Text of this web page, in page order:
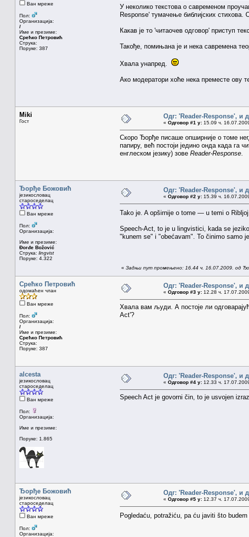
Ван мреже
Пол:
Организација:
/
Име и презиме:
Срећко Петровић
Струка:
Поруке: 387
У неколико текстова о савременом
Response' тумачење библијских стихова.
Какав је то 'читаочев одговор' приступ
Такође, помињана је и нека савремена
Хвала унапред.
Ако модератори хоће нека преместе ову
Miki
Гост
Одг: 'Reader-Response', и
« Одговор #1 у: 15.09 ч.
Скоро Ђорђе писаше опширније о томе
папиру, већ постоји једино онда када га
енглеском језику) зове Reader-Response
Ђорђе Божовић
језикословац
староседелац
Ван мреже
Пол:
Организација:
Име и презиме:
Đorđe Božović
Струка: lingvist
Поруке: 4.322
Одг: 'Reader-Response', и
« Одговор #2 у: 15.39 ч.
Tako je. A opširnije o tome — u temi o Ribljoj
Speech-Act, to je u lingvistici, kada se
"kunem se" i "obećavam". To činimo samo
« Задњи пут промењено: 16.44 ч. 16.07.2009. од
Срећко Петровић
одомаћен члан
Ван мреже
Пол:
Организација:
/
Име и презиме:
Срећко Петровић
Струка:
Поруке: 387
Одг: 'Reader-Response', и
« Одговор #3 у: 12.28 ч.
Хвала вам људи. А постоје ли
Act'?
alcesta
језикословац
староседелац
Ван мреже
Пол:
Организација:
Име и презиме:
Поруке: 1.865
Одг: 'Reader-Response', и
« Одговор #4 у: 12.33 ч.
Speech Act je govorni čin, to je usvojen
Ђорђе Божовић
језикословац
староседелац
Ван мреже
Пол:
Организација:
Одг: 'Reader-Response', и
« Одговор #5 у: 12.37 ч.
Pogledaću, potražiću, pa ću javiti što budem